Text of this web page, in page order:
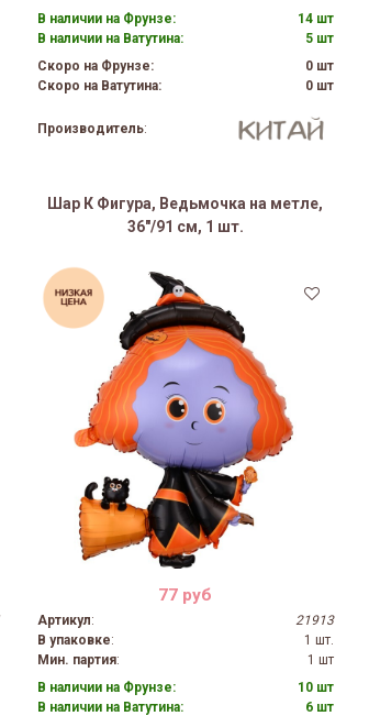
В наличии на Фрунзе:
14 шт
В наличии на Ватутина:
5 шт
Скоро на Фрунзе:
0 шт
Скоро на Ватутина:
0 шт
Производитель:
Шар К Фигура, Ведьмочка на метле,
36"/91 см, 1 шт.
21%
77 руб
Артикул:
21913
В упаковке:
1 шт.
Мин. партия:
1 шт
В наличии на Фрунзе:
10 шт
В наличии на Ватутина:
6 шт